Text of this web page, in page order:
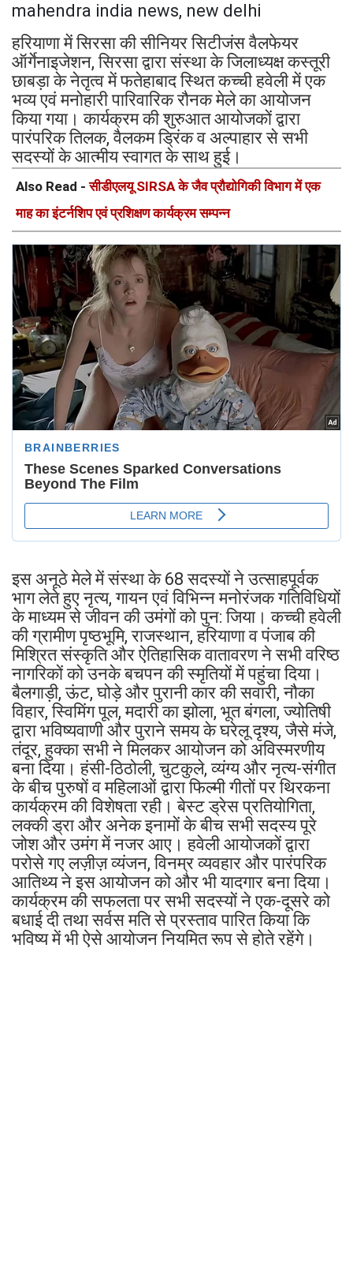
mahendra india news, new delhi
हरियाणा में सिरसा की सीनियर सिटीजंस वैलफेयर
ऑर्गेनाइजेशन, सिरसा द्वारा संस्था के जिलाध्यक्ष कस्तूरी
छाबड़ा के नेतृत्व में फतेहाबाद स्थित कच्ची हवेली में एक
भव्य एवं मनोहारी पारिवारिक रौनक मेले का आयोजन
किया गया। कार्यक्रम की शुरुआत आयोजकों द्वारा
पारंपरिक तिलक, वैलकम ड्रिंक व अल्पाहार से सभी
सदस्यों के आत्मीय स्वागत के साथ हुई।
Also Read -सीडीएलयू SIRSA के जैव प्रौद्योगिकी विभाग में एक
माह का इंटर्नशिप एवं प्रशिक्षण कार्यक्रम सम्पन्न
इस अनूठे मेले में संस्था के 68 सदस्यों ने उत्साहपूर्वक
भाग लेते हुए नृत्य, गायन एवं विभिन्न मनोरंजक गतिविधियों
के माध्यम से जीवन की उमंगों को पुन: जिया। कच्ची हवेली
की ग्रामीण पृष्ठभूमि, राजस्थान, हरियाणा व पंजाब की
मिश्रित संस्कृति और ऐतिहासिक वातावरण ने सभी वरिष्ठ
नागरिकों को उनके बचपन की स्मृतियों में पहुंचा दिया।
बैलगाड़ी, ऊंट, घोड़े और पुरानी कार की सवारी, नौका
विहार, स्विमिंग पूल, मदारी का झोला, भूत बंगला, ज्योतिषी
द्वारा भविष्यवाणी और पुराने समय के घरेलू दृश्य, जैसे मंजे,
तंदूर, हुक्का सभी ने मिलकर आयोजन को अविस्मरणीय
बना दिया। हंसी-ठिठोली, चुटकुले, व्यंग्य और नृत्य-संगीत
के बीच पुरुषों व महिलाओं द्वारा फिल्मी गीतों पर थिरकना
कार्यक्रम की विशेषता रही। बेस्ट ड्रेस प्रतियोगिता,
लक्की ड्रा और अनेक इनामों के बीच सभी सदस्य पूरे
जोश और उमंग में नजर आए। हवेली आयोजकों द्वारा
परोसे गए लज़ीज़ व्यंजन, विनम्र व्यवहार और पारंपरिक
आतिथ्य ने इस आयोजन को और भी यादगार बना दिया।
कार्यक्रम की सफलता पर सभी सदस्यों ने एक-दूसरे को
बधाई दी तथा सर्वस मति से प्रस्ताव पारित किया कि
भविष्य में भी ऐसे आयोजन नियमित रूप से होते रहेंगे।